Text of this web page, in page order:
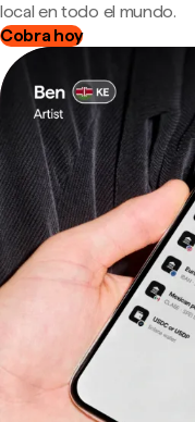
local en todo el mundo.
Cobra hoy